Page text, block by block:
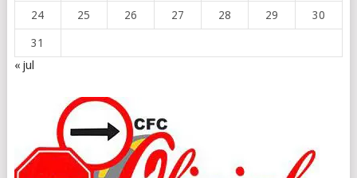
24 25 26 27 28 29 30
31
« jul